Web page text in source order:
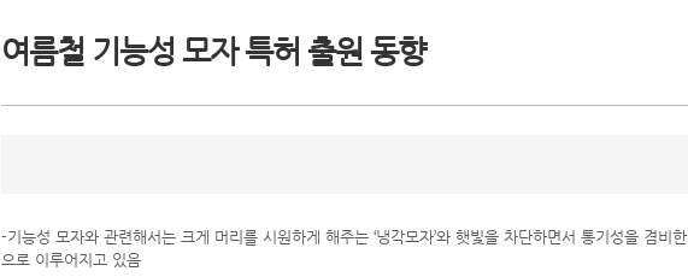
여름철 기능성 모자 특허 출원 동향
-기능성 모자와 관련해서는 크게 머리를 시원하게 해주는 ‘냉각모자’와 햇빛을 차단하면서 통기성을 겸비한
으로 이루어지고 있음